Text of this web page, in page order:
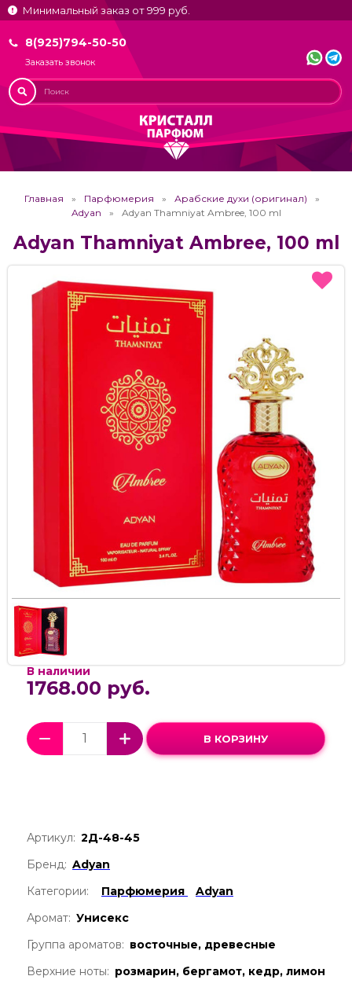
Минимальный заказ от 999 руб.
8(925)794-50-50
Заказать звонок
Главная Парфюмерия
Арабские духи (оригинал)
Adyan
Adyan Thamniyat Ambree, 100 ml
Adyan Thamniyat Ambree, 100 ml
В наличии
1768.00 руб.
В КОРЗИНУ
Артикул: 2Д-48-45
Бренд: Adyan
Категории:
Парфюмерия
Adyan
Аромат: Унисекс
Группа ароматов: восточные, древесные
Верхние ноты: розмарин, бергамот, кедр, лимон